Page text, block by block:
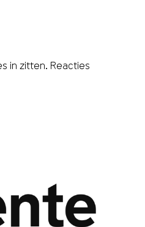
in zitten. Reacties